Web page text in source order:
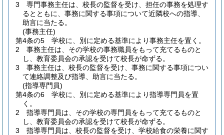
3
専門事務主任は、校長の監督を受け、担任の事務を処理す
るとともに、事務に関する事項について近隣校への指導、
助言に当たる。
(事務主任)
第4条の5
学校に、別に定める基準により事務主任を置く。
2
事務主任は、その学校の事務職員をもって充てるものと
し、教育委員会の承認を受けて校長が命ずる。
3
事務主任は、校長の監督を受け、事務に関する事項につい
て連絡調整及び指導、助言に当たる。
(指導専門員)
第4条の6
学校に、別に定める基準により指導専門員を置
く。
2
指導専門員は、その学校の専門員をもって充てるものと
し、教育委員会の承認を受けて校長が命ずる。
3
指導専門員は、校長の監督を受け、学校給食の栄養に関す